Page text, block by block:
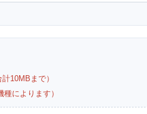
10MBまで）
によります）